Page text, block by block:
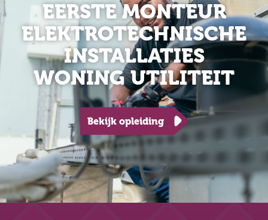
EERSTE MONTEUR
ELEKTROTECHNISCHE
INSTALLATIES
WONING UTILITEIT
Bekijk opleiding